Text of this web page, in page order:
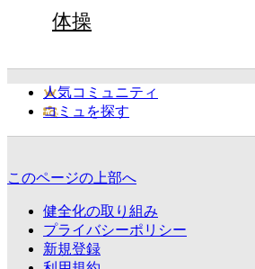
体操
人気コミュニティ
コミュを探す
このページの上部へ
健全化の取り組み
プライバシーポリシー
新規登録